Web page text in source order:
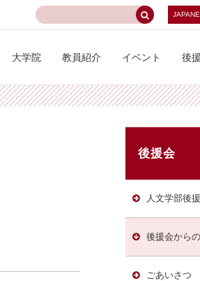
大学院 教員紹介 イベント 後
後援会
人文学部後
後援会から
ごあいさつ